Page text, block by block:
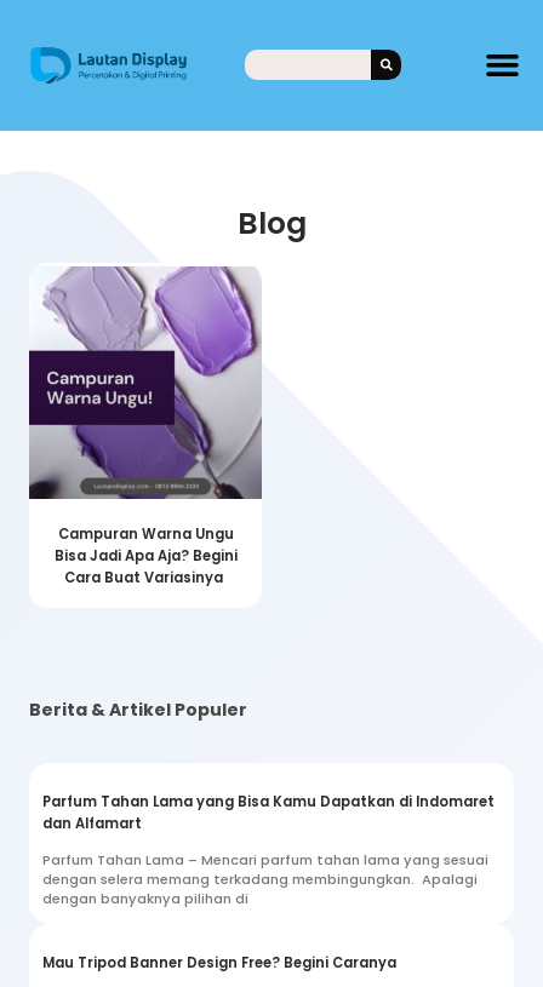
Blog
Campuran Warna Ungu
Bisa Jadi Apa Aja? Begini
Cara Buat Variasinya
Berita & Artikel Populer
Parfum Tahan Lama yang Bisa Kamu Dapatkan di Indomaret
dan Alfamart
Parfum Tahan Lama – Mencari parfum tahan lama yang sesuai
dengan selera memang terkadang membingungkan. Apalagi
dengan banyaknya pilihan di
Mau Tripod Banner Design Free? Begini Caranya